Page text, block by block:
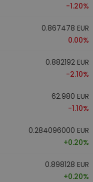
-1.20%
0.867478 EUR
0.00%
0.882192 EUR
-2.10%
62.980 EUR
-1.10%
0.284096000 EUR
+0.20%
0.898128 EUR
+0.20%